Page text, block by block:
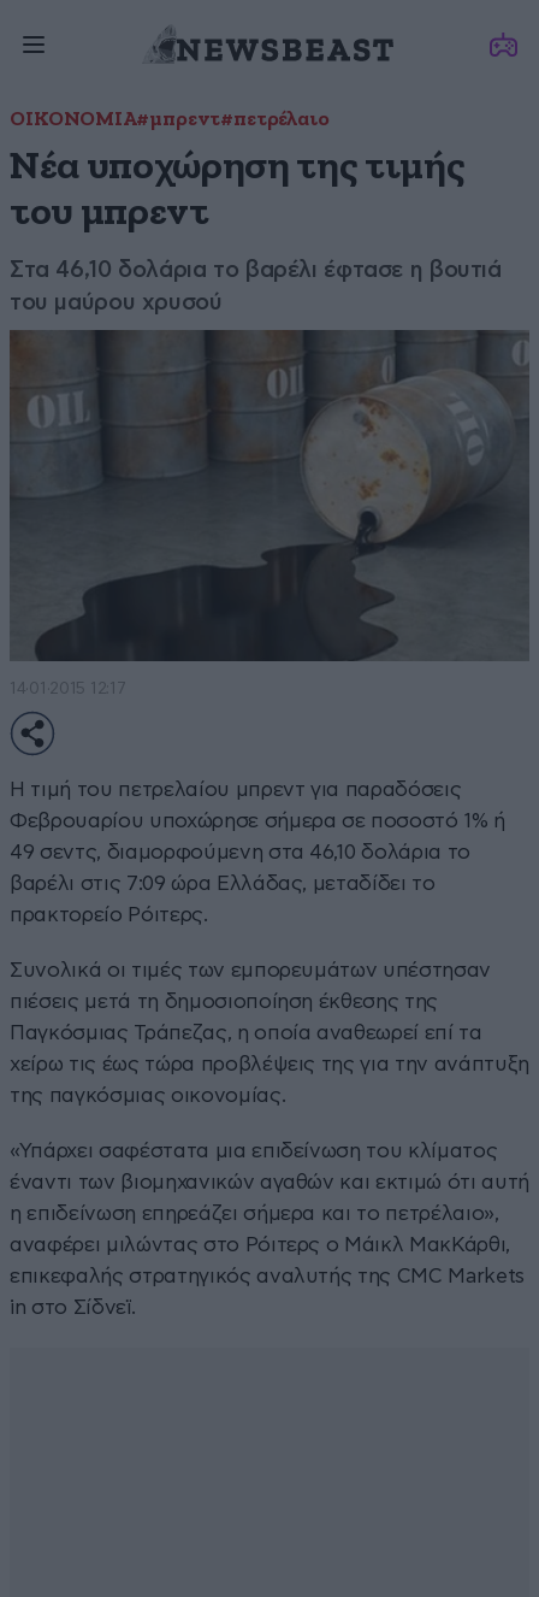
ΟΙΚΟΝΟΜΙΑ#μπρεντ#πετρέλαιο
Νέα υποχώρηση της τιμής
του μπρεντ
Στα 46,10 δολάρια το βαρέλι έφτασε η βουτιά
του μαύρου χρυσού
14·01·2015 12:17
Η τιμή του πετρελαίου μπρεντ για παραδόσεις
Φεβρουαρίου υποχώρησε σήμερα σε ποσοστό 1% ή
49 σεντς, διαμορφούμενη στα 46,10 δολάρια το
βαρέλι στις 7:09 ώρα Ελλάδας, μεταδίδει το
πρακτορείο Ρόιτερς.
Συνολικά οι τιμές των εμπορευμάτων υπέστησαν
πιέσεις μετά τη δημοσιοποίηση έκθεσης της
Παγκόσμιας Τράπεζας, η οποία αναθεωρεί επί τα
χείρω τις έως τώρα προβλέψεις της για την ανάπτυξη
της παγκόσμιας οικονομίας.
«Υπάρχει σαφέστατα μια επιδείνωση του κλίματος
έναντι των βιομηχανικών αγαθών και εκτιμώ ότι αυτή
η επιδείνωση επηρεάζει σήμερα και το πετρέλαιο»,
αναφέρει μιλώντας στο Ρόιτερς ο Μάικλ ΜακΚάρθι,
επικεφαλής στρατηγικός αναλυτής της CMC Markets
in στο Σίδνεϊ.